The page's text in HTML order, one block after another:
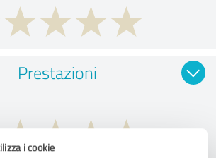
i cookie
Prestazioni